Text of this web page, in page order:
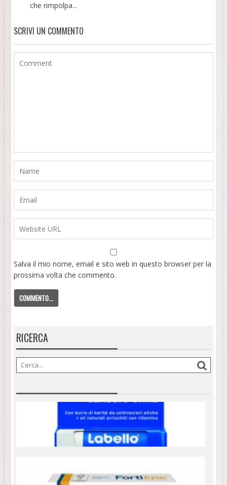
che rimpolpa...
SCRIVI UN COMMENTO
Salva il mio nome, email e sito web in questo browser per la
prossima volta che commento.
RICERCA